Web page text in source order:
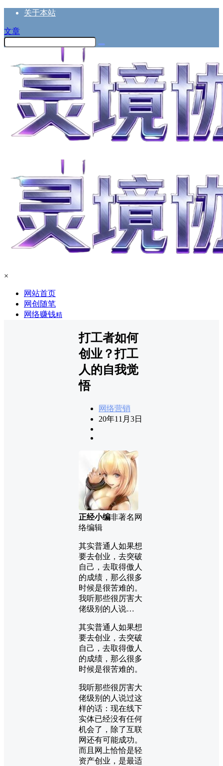
关于本站
文章
×
网站首页
网创随笔
网络赚钱精
打工者如何
创业？打工
人的自我觉
悟
网络营销
20年11月3日
正经小编非著名网
络编辑
其实普通人如果想
要去创业，去突破
自己，去取得傲人
的成绩，那么很多
时候是很苦难的。
我听那些很厉害大
佬级别的人说…
其实普通人如果想
要去创业，去突破
自己，去取得傲人
的成绩，那么很多
时候是很苦难的。
我听那些很厉害大
佬级别的人说过这
样的话：现在线下
实体已经没有任何
机会了，除了互联
网还有可能成功。
而且网上恰恰是轻
资产创业，是最适